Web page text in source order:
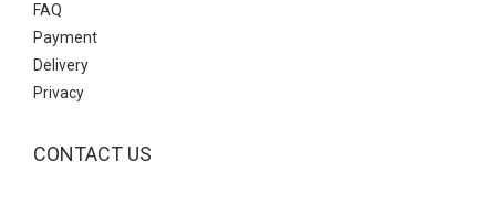
得平衡，是極具存在感的造型單品。 甜酷少女風→ 白色蛋糕短裙與
FAQ
Payment
Delivery
Privacy
CONTACT US